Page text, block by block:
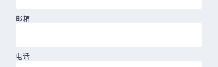
邮箱
电话